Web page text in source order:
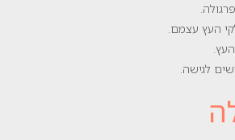
לגישה.